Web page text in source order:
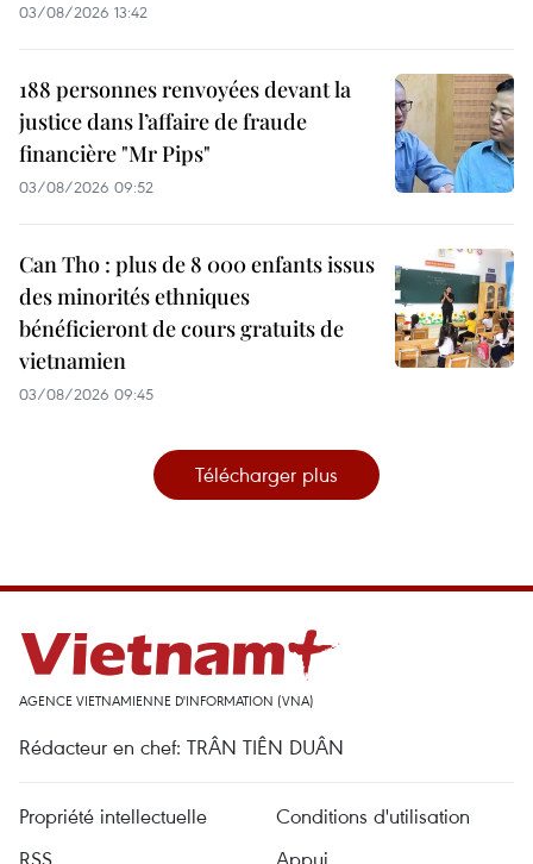
03/08/2026 13:42
188 personnes renvoyées devant la
justice dans l’affaire de fraude
financière "Mr Pips"
03/08/2026 09:52
Can Tho : plus de 8 000 enfants issus
des minorités ethniques
bénéficieront de cours gratuits de
vietnamien
03/08/2026 09:45
Télécharger plus
AGENCE VIETNAMIENNE D'INFORMATION (VNA)
Rédacteur en chef: TRÂN TIÊN DUÂN
Propriété intellectuelle
Conditions d'utilisation